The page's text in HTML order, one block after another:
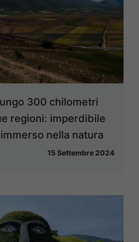
300 chilometri
regioni: imperdibile
nella natura
15 Settembre 2024